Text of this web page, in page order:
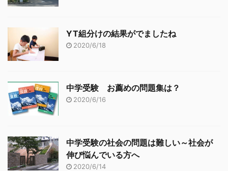
YT組分けの結果がでましたね
2020/6/18
中学受験 お薦めの問題集は？
2020/6/16
中学受験の社会の問題は難しい～社会が
伸び悩んでいる方へ
2020/6/14